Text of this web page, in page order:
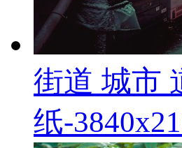
街道 城市
纸-